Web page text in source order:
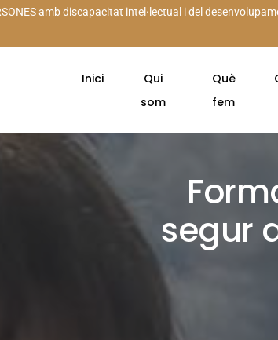
amb discapacitat intel·lectual i del
Inici
Qui
som
Què
fem
segur